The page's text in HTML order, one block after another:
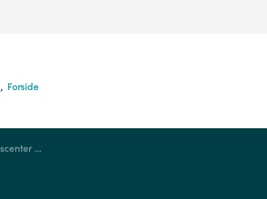
Forside
Frøstrup Genbrugscenter holder lukket onsdag den 8. juli